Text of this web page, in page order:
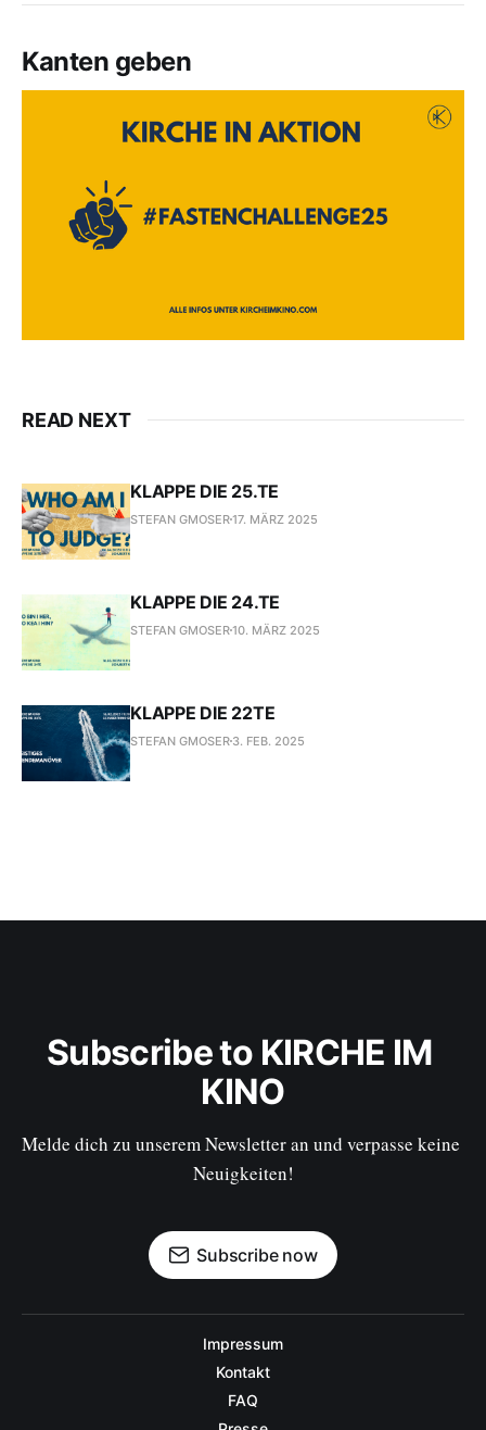
Kanten geben
READ NEXT
KLAPPE DIE 25.TE
STEFAN GMOSER17. MÄRZ 2025
KLAPPE DIE 24.TE
STEFAN GMOSER10. MÄRZ 2025
KLAPPE DIE 22TE
STEFAN GMOSER 3. FEB. 2025
Subscribe to KIRCHE IM
KINO
Melde dich zu unserem Newsletter an und verpasse keine
Neuigkeiten!
Subscribe now
Impressum
Kontakt
FAQ